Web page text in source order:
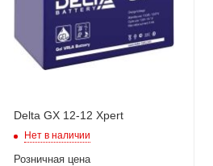
Delta GX 12-12 Xpert
Нет в наличии
Розничная цена